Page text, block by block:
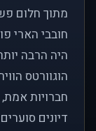
מתוך חלום
חובבי הארי
היה הרבה
הוגוורטס
חברויות אמת,
דיונים